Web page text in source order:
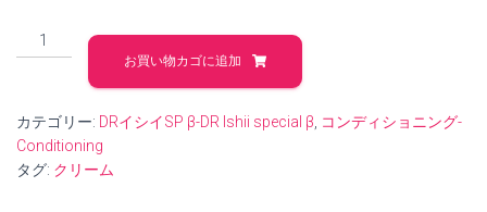
エ
ン
ス
ク
お買い物カゴに追加
カテゴリー: DRイシイSP β-DR Ishii special β コンディショニング-
Conditioning
タグ: クリーム